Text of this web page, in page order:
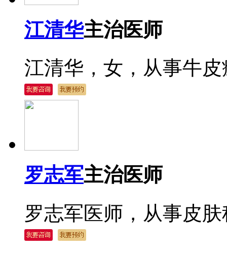
江清华主治医师
江清华，女，从事牛皮
罗志军主治医师
罗志军医师，从事皮